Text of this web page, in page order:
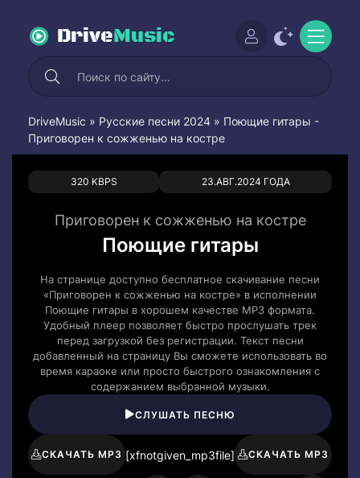
DriveMusic
DriveMusic » Русские песни 2024 » Поющие гитары -
Приговорен к сожженью на костре
320 KBPS 23.АВГ.2024 ГОДА
0 0
Приговорен к сожженью на костре
Поющие гитары
На странице доступно бесплатное скачивание песни
«Приговорен к сожженью на костре» в исполнении
Поющие гитары в хорошем качестве MP3 формата.
Удобный плеер позволяет быстро прослушать трек
перед загрузкой без регистрации. Текст песни
добавленный на страницу Вы сможете использовать во
время караоке или просто быстрого ознакомления с
содержанием выбранной музыки.
СЛУШАТЬ ПЕСНЮ
СКАЧАТЬ MP3 [xfnotgiven_mp3file] СКАЧАТЬ MP3